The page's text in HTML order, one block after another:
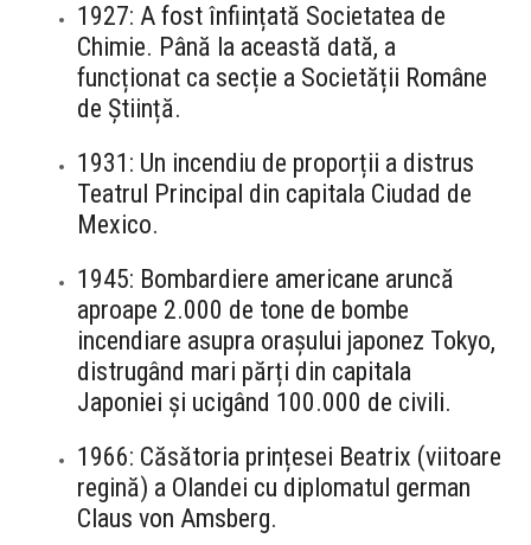
1927: A fost înființată Societatea de
Chimie. Până la această dată, a
funcționat ca secție a Societății Române
de Știință.
1931: Un incendiu de proporții a distrus
Teatrul Principal din capitala Ciudad de
Mexico.
1945: Bombardiere americane aruncă
aproape 2.000 de tone de bombe
incendiare asupra orașului japonez Tokyo,
distrugând mari părți din capitala
Japoniei și ucigând 100.000 de civili.
1966: Căsătoria prințesei Beatrix (viitoare
regină) a Olandei cu diplomatul german
Claus von Amsberg.